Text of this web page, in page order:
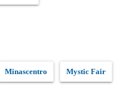
Minascentro Mystic Fair